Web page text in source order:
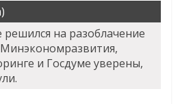
решился на разоблачение
и Госдуме уверены,